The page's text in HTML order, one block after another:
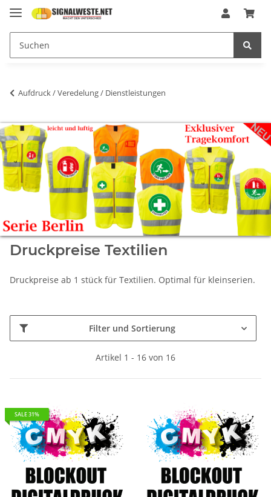
Aufdruck / Veredelung / Dienstleistungen
Druckpreise Textilien
Druckpreise ab 1 stück für Textilien. Optimal für kleinserien.
Filter und Sortierung
Artikel 1 - 16 von 16
SALE 31%